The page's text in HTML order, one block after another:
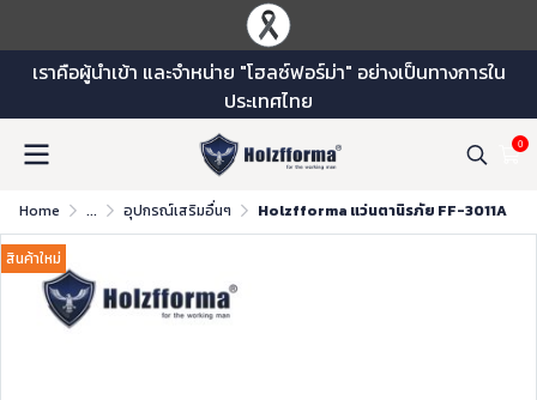
เราคือผู้นำเข้า และจำหน่าย "โฮลซ์ฟอร์ม่า" อย่างเป็นทางการใน
ประเทศไทย
0
Home ... อุปกรณ์เสริมอื่นๆ Holzfforma แว่นตานิรภัย FF-3011A
สินค้าใหม่